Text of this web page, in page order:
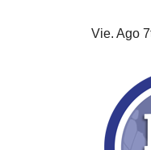
Vie. Ago